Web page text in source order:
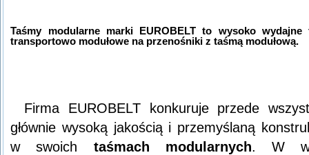
Taśmy modularne marki EUROBELT to wysoko wydajne
transportowo modułowe na przenośniki z taśmą modułową.
Firma EUROBELT konkuruje przede
głównie wysoką jakością i przemyślaną
w swoich taśmach modularnych. W